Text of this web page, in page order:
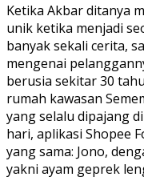
Ketika Akbar ditanya
unik ketika menjadi
banyak sekali cerita,
mengenai
berusia sekitar 30
rumah kawasan
yang selalu dipajang
hari, aplikasi Shopee
yang sama: Jono,
yakni ayam geprek